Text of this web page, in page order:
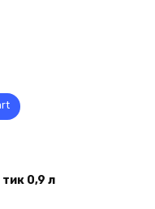
0,9 л